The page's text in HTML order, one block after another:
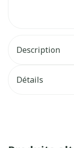
Description
Détails